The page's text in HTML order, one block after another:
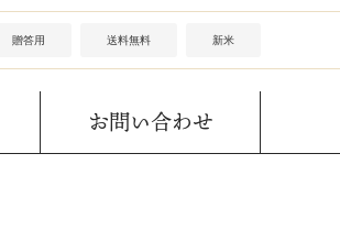
贈答用 送料無料 新米
お問い合わせ